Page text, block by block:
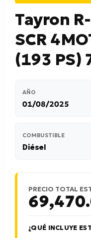
Tayron
SCR
(193 PS)
AÑO
01/08/2025
COMBUSTIBLE
Diésel
PRECIO TOTAL
¿QUÉ INCLUYE